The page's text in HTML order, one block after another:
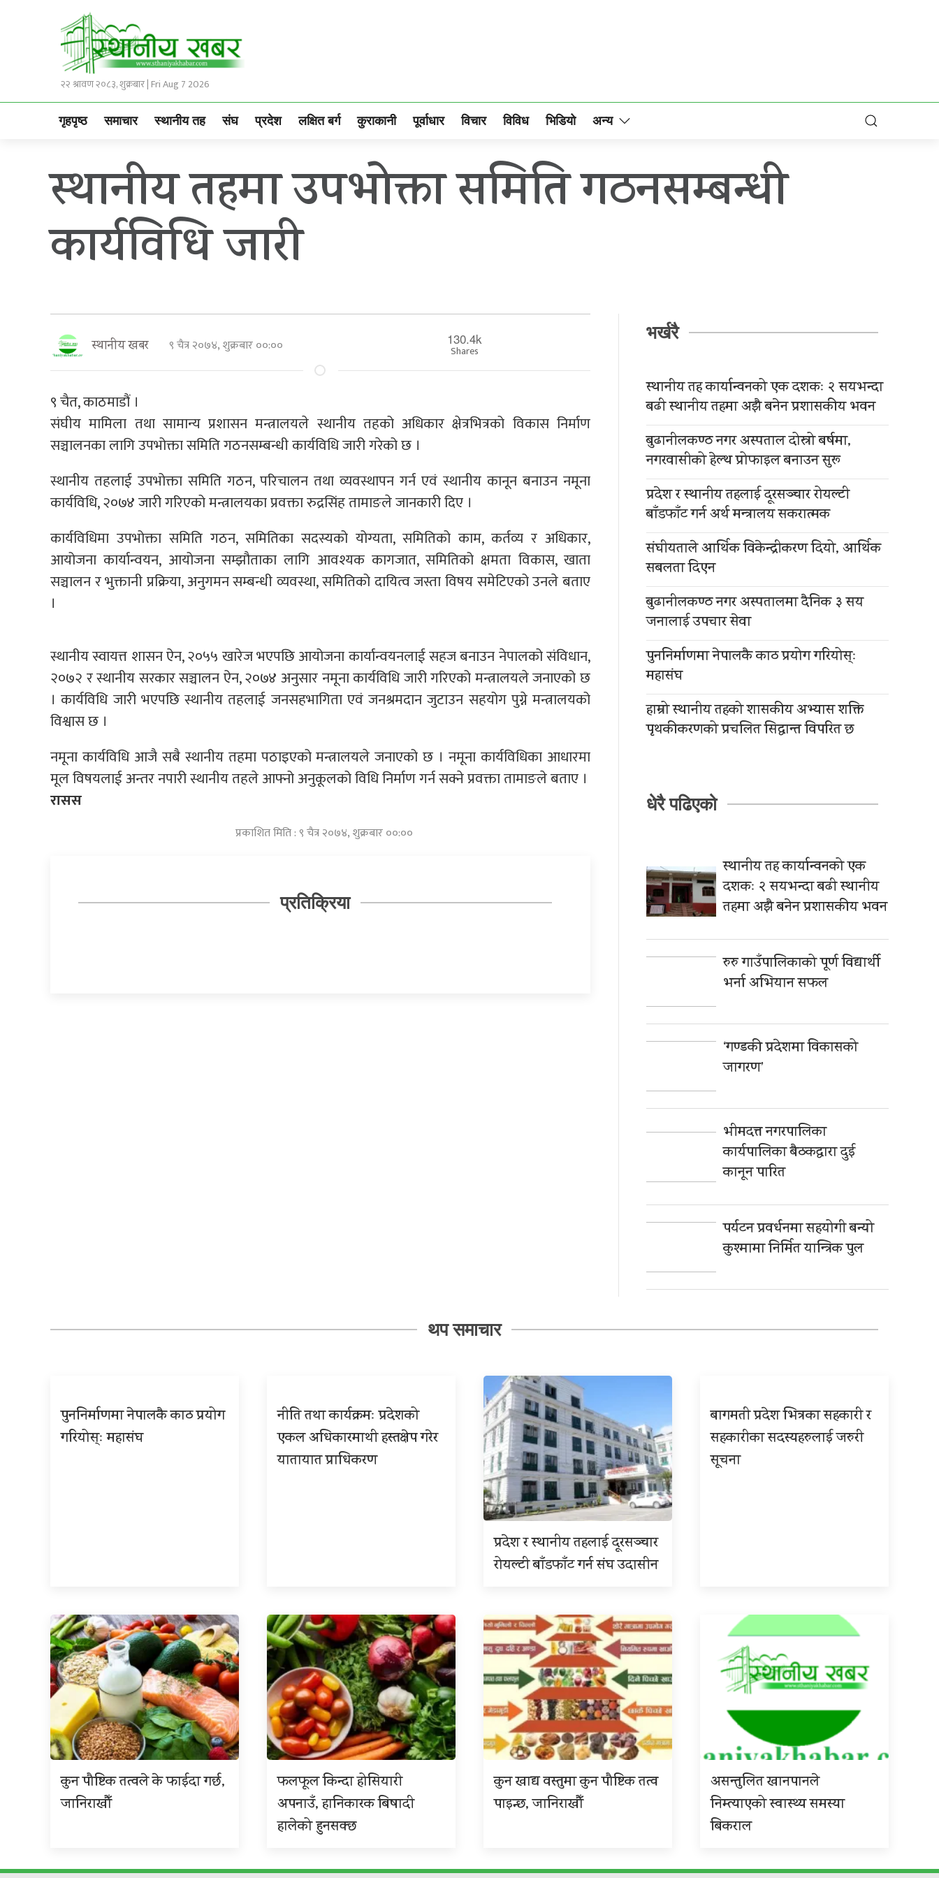
२२ श्रावण २०८३, शुक्रबार | Fri Aug 7 2026
गृहपृष्ठ समाचार स्थानीय तह संघ प्रदेश लक्षित बर्ग कुराकानी पूर्वाधार विचार विविध भिडियो अन्य
स्थानीय तहमा उपभोक्ता समिति गठनसम्बन्धी
कार्यविधि जारी
स्थानीय खबर ९ चैत्र २०७४, शुक्रबार ००:०० 130.4k
Shares
९ चैत, काठमाडौं ।
संघीय मामिला तथा सामान्य प्रशासन मन्त्रालयले स्थानीय तहको अधिकार क्षेत्रभित्रको विकास निर्माण
सञ्चालनका लागि उपभोक्ता समिति गठनसम्बन्धी कार्यविधि जारी गरेको छ ।
स्थानीय तहलाई उपभोक्ता समिति गठन, परिचालन तथा व्यवस्थापन गर्न एवं स्थानीय कानून बनाउन नमूना
कार्यविधि, २०७४ जारी गरिएको मन्त्रालयका प्रवक्ता रुद्रसिंह तामाङले जानकारी दिए ।
कार्यविधिमा उपभोक्ता समिति गठन, समितिका सदस्यको योग्यता, समितिको काम, कर्तव्य र अधिकार,
आयोजना कार्यान्वयन, आयोजना सम्झौताका लागि आवश्यक कागजात, समितिको क्षमता विकास, खाता
सञ्चालन र भुक्तानी प्रक्रिया, अनुगमन सम्बन्धी व्यवस्था, समितिको दायित्व जस्ता विषय समेटिएको उनले बताए
।
स्थानीय स्वायत्त शासन ऐन, २०५५ खारेज भएपछि आयोजना कार्यान्वयनलाई सहज बनाउन नेपालको संविधान,
२०७२ र स्थानीय सरकार सञ्चालन ऐन, २०७४ अनुसार नमूना कार्यविधि जारी गरिएको मन्त्रालयले जनाएको छ
। कार्यविधि जारी भएपछि स्थानीय तहलाई जनसहभागिता एवं जनश्रमदान जुटाउन सहयोग पुग्ने मन्त्रालयको
विश्वास छ ।
नमूना कार्यविधि आजै सबै स्थानीय तहमा पठाइएको मन्त्रालयले जनाएको छ । नमूना कार्यविधिका आधारमा
मूल विषयलाई अन्तर नपारी स्थानीय तहले आफ्नो अनुकूलको विधि निर्माण गर्न सक्ने प्रवक्ता तामाङले बताए ।
रासस
प्रकाशित मिति : ९ चैत्र २०७४, शुक्रबार ००:००
प्रतिक्रिया
भर्खरै
स्थानीय तह कार्यान्वनको एक दशकः २ सयभन्दा
बढी स्थानीय तहमा अझै बनेन प्रशासकीय भवन
बुढानीलकण्ठ नगर अस्पताल दोस्रो बर्षमा,
नगरवासीको हेल्थ प्रोफाइल बनाउन सुरू
प्रदेश र स्थानीय तहलाई दूरसञ्चार रोयल्टी
बाँडफाँट गर्न अर्थ मन्त्रालय सकरात्मक
संघीयताले आर्थिक विकेन्द्रीकरण दियो, आर्थिक
सबलता दिएन
बुढानीलकण्ठ नगर अस्पतालमा दैनिक ३ सय
जनालाई उपचार सेवा
पुननिर्माणमा नेपालकै काठ प्रयोग गरियोस्ः
महासंघ
हाम्रो स्थानीय तहको शासकीय अभ्यास शक्ति
पृथकीकरणको प्रचलित सिद्धान्त विपरित छ
धेरै पढिएको
स्थानीय तह कार्यान्वनको एक
दशकः २ सयभन्दा बढी स्थानीय
तहमा अझै बनेन प्रशासकीय भवन
रुरु गाउँपालिकाको पूर्ण विद्यार्थी
भर्ना अभियान सफल
‘गण्डकी प्रदेशमा विकासको
जागरण’
भीमदत्त नगरपालिका
कार्यपालिका बैठकद्वारा दुई
कानून पारित
पर्यटन प्रवर्धनमा सहयोगी बन्यो
कुश्मामा निर्मित यान्त्रिक पुल
थप समाचार
पुननिर्माणमा नेपालकै काठ प्रयोग
गरियोस्ः महासंघ
नीति तथा कार्यक्रमः प्रदेशको
एकल अधिकारमाथी हस्तक्षेप गरेर
यातायात प्राधिकरण
प्रदेश र स्थानीय तहलाई दूरसञ्चार
रोयल्टी बाँडफाँट गर्न संघ उदासीन
बागमती प्रदेश भित्रका सहकारी र
सहकारीका सदस्यहरुलाई जरुरी
सूचना
कुन पौष्टिक तत्वले के फाईदा गर्छ,
जानिराखौँ
फलफूल किन्दा होसियारी
अपनाउँ, हानिकारक बिषादी
हालेको हुनसक्छ
कुन खाद्य वस्तुमा कुन पौष्टिक तत्व
पाइन्छ, जानिराखौँ
असन्तुलित खानपानले
निम्त्याएको स्वास्थ्य समस्या
बिकराल